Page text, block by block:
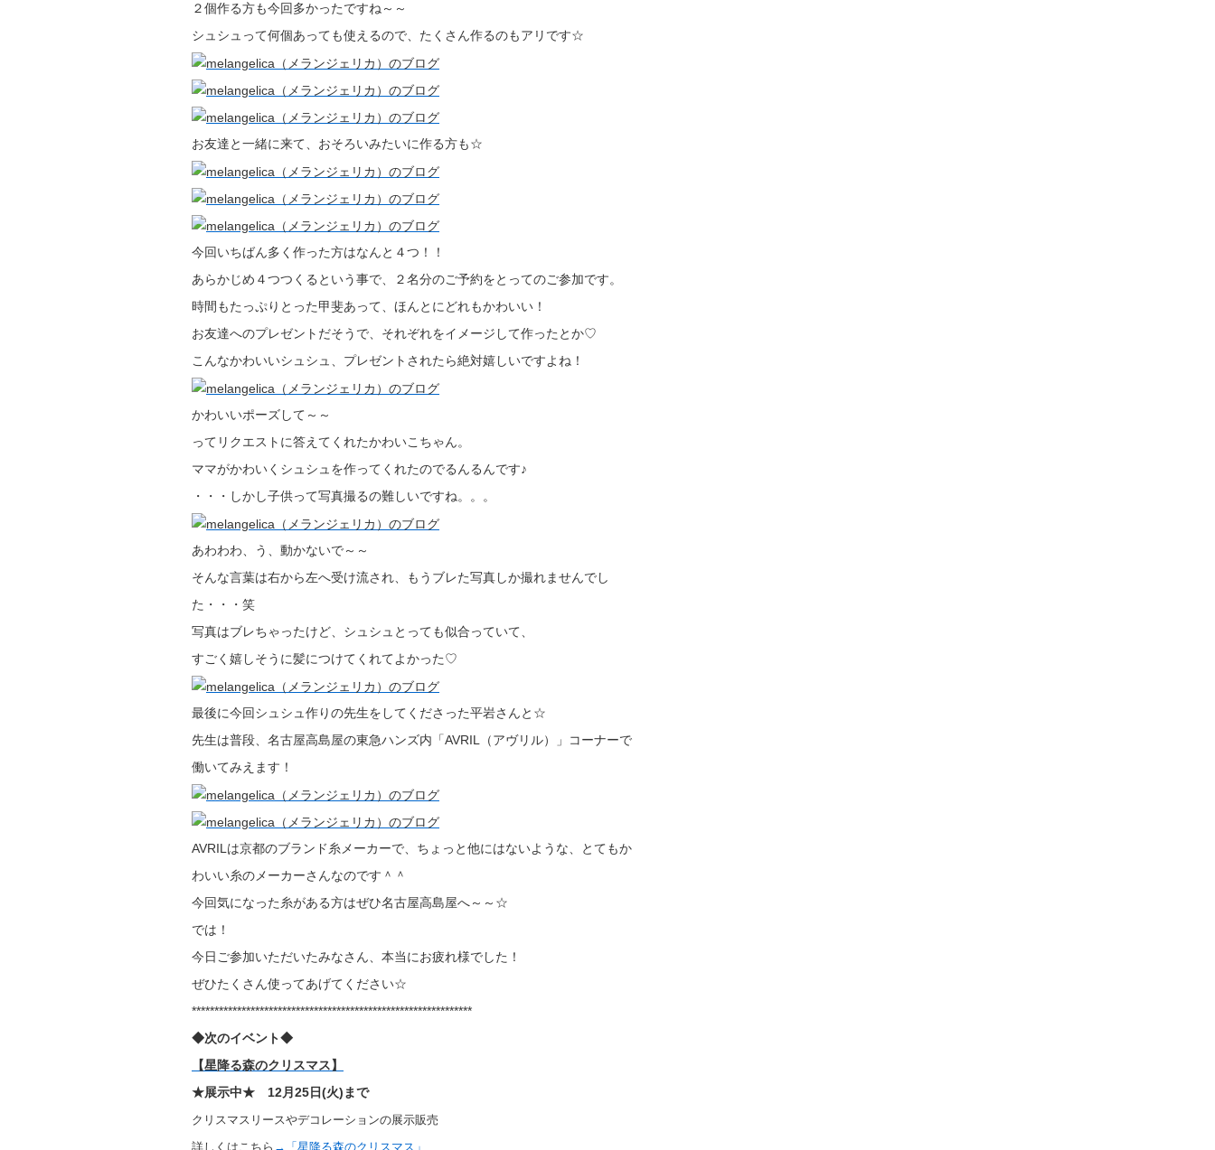
２個作る方も今回多かったですね～～
シュシュって何個あっても使えるので、たくさん作るのもアリです☆
お友達と一緒に来て、おそろいみたいに作る方も☆
今回いちばん多く作った方はなんと４つ！！
あらかじめ４つつくるという事で、２名分のご予約をとってのご参加です。
時間もたっぷりとった甲斐あって、ほんとにどれもかわいい！
お友達へのプレゼントだそうで、それぞれをイメージして作ったとか♡
こんなかわいいシュシュ、プレゼントされたら絶対嬉しいですよね！
かわいいポーズして～～
ってリクエストに答えてくれたかわいこちゃん。
ママがかわいくシュシュを作ってくれたのでるんるんです♪
・・・しかし子供って写真撮るの難しいですね。。。
あわわわ、う、動かないで～～
そんな言葉は右から左へ受け流され、もうブレた写真しか撮れませんでし
た・・・笑
写真はブレちゃったけど、シュシュとっても似合っていて、
すごく嬉しそうに髪につけてくれてよかった♡
最後に今回シュシュ作りの先生をしてくださった平岩さんと☆
先生は普段、名古屋高島屋の東急ハンズ内「AVRIL（アヴリル）」コーナーで
働いてみえます！
AVRILは京都のブランド糸メーカーで、ちょっと他にはないような、とてもか
わいい糸のメーカーさんなのです＾＾
今回気になった糸がある方はぜひ名古屋高島屋へ～～☆
では！
今日ご参加いただいたみなさん、本当にお疲れ様でした！
ぜひたくさん使ってあげてください☆
**************************************************************
◆次のイベント◆
【星降る森のクリスマス】
★展示中★ 12月25日(火)まで
クリスマスリースやデコレーションの展示販売
詳しくはこちら →「星降る森のクリスマス」